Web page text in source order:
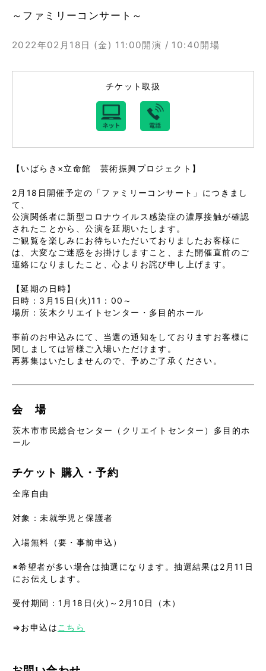
～ファミリーコンサート～
2022年02月18日 (金) 11:00開演 / 10:40開場
チケット取扱
【いばらき×立命館 芸術振興プロジェクト】
2月18日開催予定の「ファミリーコンサート」につきまし
て、
公演関係者に新型コロナウイルス感染症の濃厚接触が確認
されたことから、公演を延期いたします。
ご観覧を楽しみにお待ちいただいておりましたお客様に
は、大変なご迷惑をお掛けしますこと、また開催直前のご
連絡になりましたこと、心よりお詫び申し上げます。
【延期の日時】
日時：3月15日(火)11：00～
場所：茨木クリエイトセンター・多目的ホール
事前のお申込みにて、当選の通知をしておりますお客様に
関しましては皆様ご入場いただけます。
再募集はいたしませんので、予めご了承ください。
会 場
茨木市市民総合センター（クリエイトセンター）多目的ホ
ール
チケット 購入・予約
全席自由
対象：未就学児と保護者
入場無料（要・事前申込）
※希望者が多い場合は抽選になります。抽選結果は2月11日
にお伝えします。
受付期間：1月18日(火)～2月10日（木）
⇒お申込は こちら